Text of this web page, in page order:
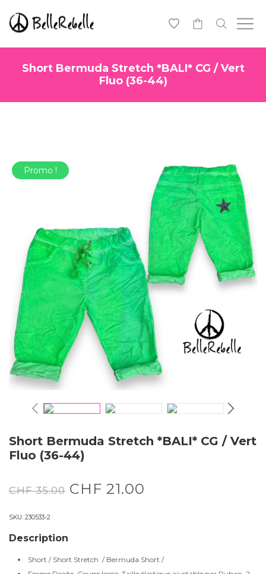
Short Bermuda Stretch *BALI* CG / Vert
Fluo (36-44)
Promo !
Short Bermuda Stretch *BALI* CG / Vert
Fluo (36-44)
CHF35.00 CHF 21.00
SKU: 230533-2
Description
Short / Short Stretch / Bermuda Short /